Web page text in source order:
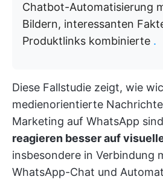
Chatbot-Automatisierung
Bildern, interessanten
Produktlinks kombinierte .
Diese Fallstudie zeigt, wie
medienorientierte
Marketing auf WhatsApp
reagieren besser auf
insbesondere in Verbindung
WhatsApp-Chat und